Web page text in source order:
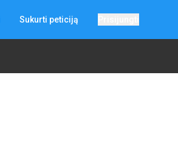
Sukurti peticiją